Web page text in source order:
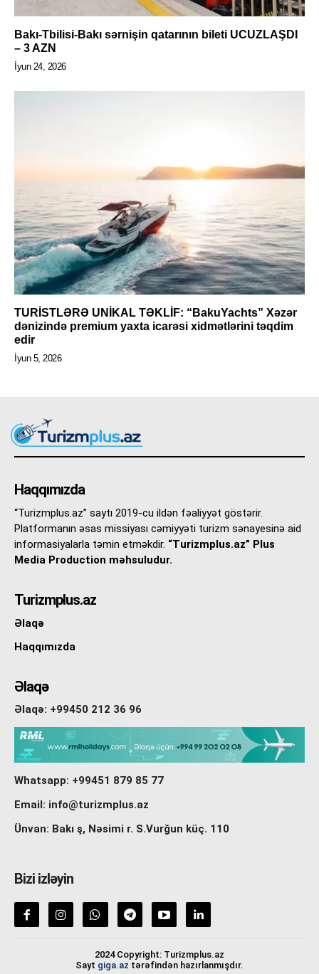
Bakı-Tbilisi-Bakı sərnişin qatarının bileti UCUZLAŞDI
– 3 AZN
İyun 24, 2026
TURİSTLƏRƏ UNİKAL TƏKLİF: “BakuYachts” Xəzər
dənizində premium yaxta icarəsi xidmətlərini təqdim
edir
İyun 5, 2026
Haqqımızda
“Turizmplus.az” saytı 2019-cu ildən fəaliyyət göstərir.
Platformanın əsas missiyası cəmiyyəti turizm sənayesinə aid
informasiyalarla təmin etməkdir. “Turizmplus.az” Plus
Media Production məhsuludur.
Turizmplus.az
Əlaqə
Haqqımızda
Əlaqə
Əlaqə: +99450 212 36 96
Whatsapp: +99451 879 85 77
Email: info@turizmplus.az
Ünvan: Bakı ş, Nəsimi r. S.Vurğun küç. 110
Bizi izləyin
2024 Copyright: Turizmplus.az
Sayt giga.az tərəfindən hazırlanmışdır.